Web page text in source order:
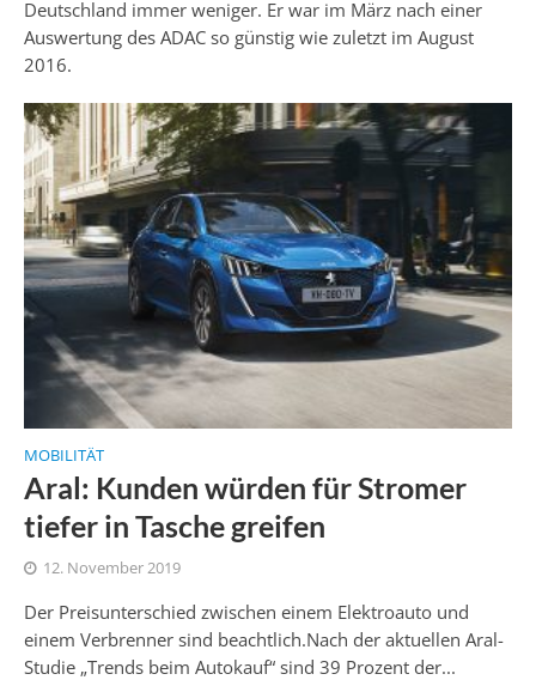
Deutschland immer weniger. Er war im März nach einer
Auswertung des ADAC so günstig wie zuletzt im August
2016.
MOBILITÄT
Aral: Kunden würden für Stromer
tiefer in Tasche greifen
12. November 2019
Der Preisunterschied zwischen einem Elektroauto und
einem Verbrenner sind beachtlich.Nach der aktuellen Aral-
Studie „Trends beim Autokauf“ sind 39 Prozent der...